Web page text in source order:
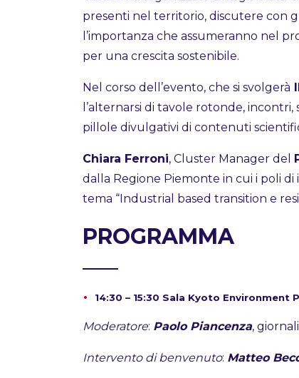
presenti nel territorio, discutere con
l’importanza che assumeranno nel
per una crescita sostenibile.
Nel corso dell’evento, che si svolgerà
l’alternarsi di tavole rotonde,
pillole divulgativi di contenuti
Chiara Ferroni, Cluster Manager del
dalla Regione Piemonte in cui i poli
tema “Industrial based transition e
PROGRAMMA
14:30 – 15:30 Sala Kyoto Environment
Moderatore: Paolo Piancenza,
Intervento di benvenuto: Matteo